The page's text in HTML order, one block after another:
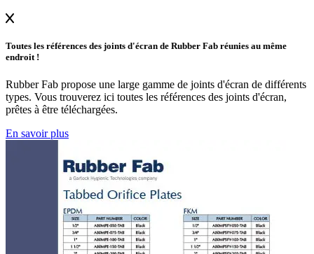
Toutes les références des joints d'écran de Rubber Fab réunies au même
endroit !
Rubber Fab propose une large gamme de joints d'écran de différents
types. Vous trouverez ici toutes les références des joints d'écran,
prêtes à être téléchargées.
En savoir plus